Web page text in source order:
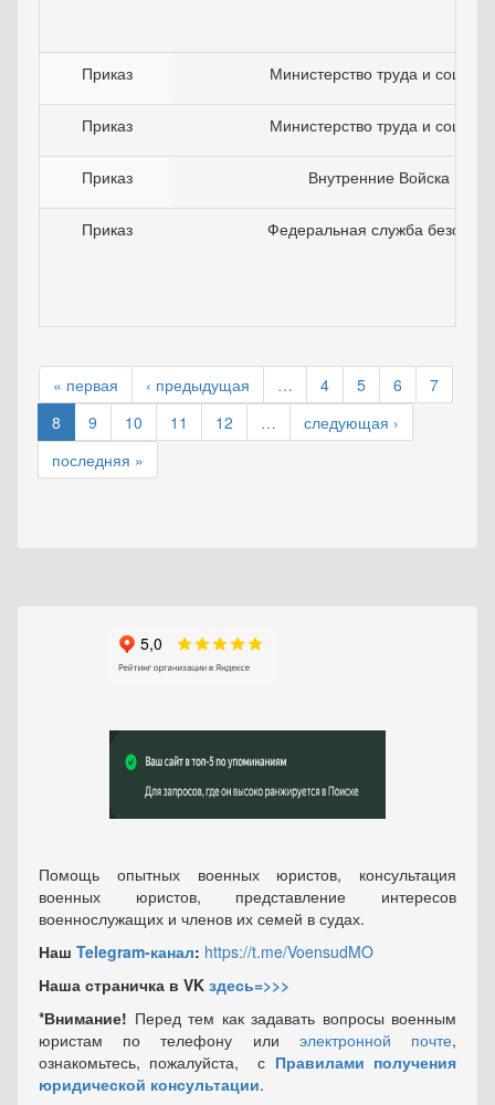
Приказ Министерство труда и
Приказ Министерство труда и
Приказ Внутренние Войска МВД
Приказ Федеральная служба
« первая ‹ предыдущая … 4 5 6
7
8
9 10 11 12 …
следующая ›
последняя »
Помощь опытных военных юристов, консультация
военных юристов, представление интересов
военнослужащих и членов их семей в судах.
Наш Telegram-канал: https://t.me/VoensudMO
Наша страничка в VK здесь=>>>
*Внимание! Перед тем как задавать вопросы военным
юристам по телефону или электронной почте,
ознакомьтесь, пожалуйста, с Правилами получения
юридической консультации.